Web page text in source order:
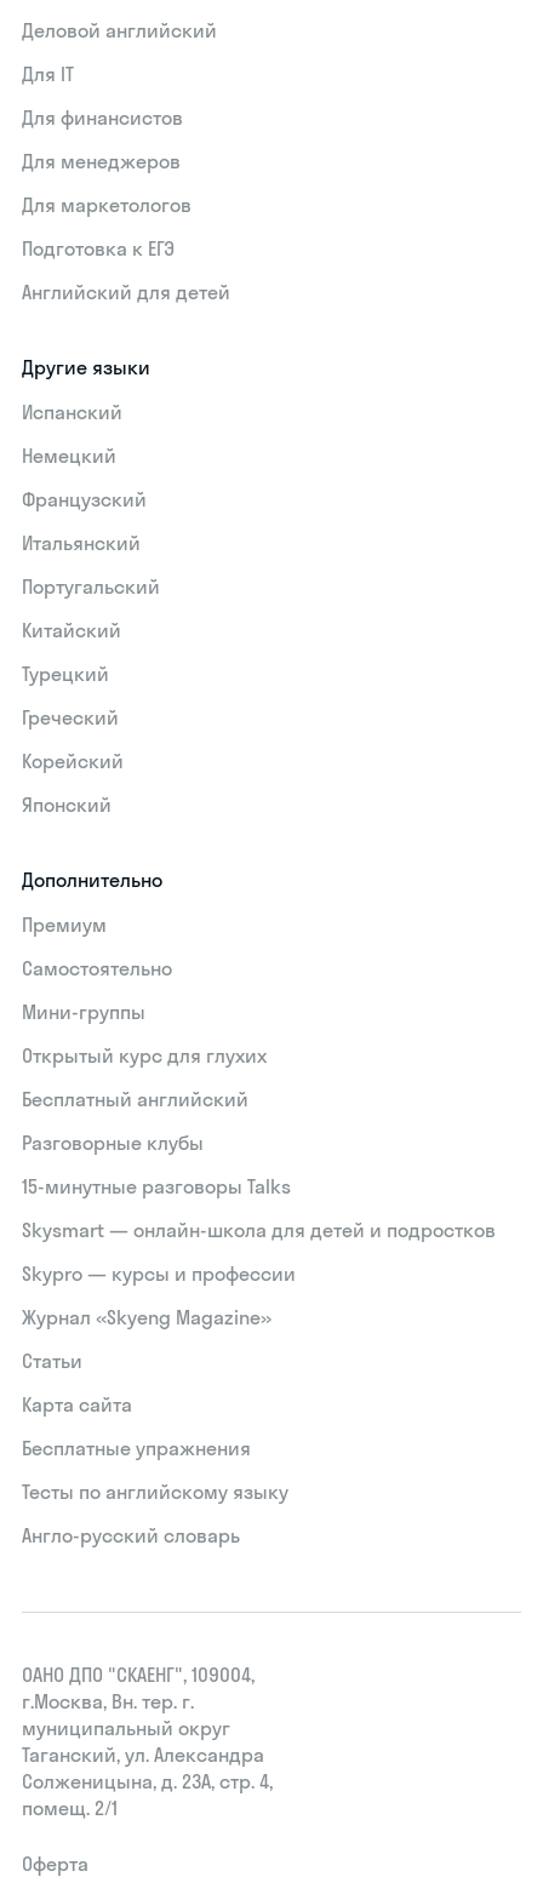
Деловой английский
Для IT
Для финансистов
Для менеджеров
Для маркетологов
Подготовка к ЕГЭ
Английский для детей
Другие языки
Испанский
Немецкий
Французский
Итальянский
Португальский
Китайский
Турецкий
Греческий
Корейский
Японский
Дополнительно
Премиум
Самостоятельно
Мини-группы
Открытый курс для глухих
Бесплатный английский
Разговорные клубы
15‑минутные разговоры Talks
Skysmart — онлайн-школа для детей и подростков
Skypro — курсы и профессии
Журнал «Skyeng Magazine»
Статьи
Карта сайта
Бесплатные упражнения
Тесты по английскому языку
Англо-русский словарь
ОАНО ДПО "СКАЕНГ", 109004,
г.Москва, Вн. тер. г.
муниципальный округ
Таганский, ул. Александра
Солженицына, д. 23А, стр. 4,
помещ. 2/1
Оферта